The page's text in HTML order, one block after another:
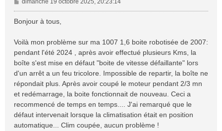
e
s
g
e
dimanche 19 octobre 2025, 20:23:14
Bonjour à tous,
Voilà mon problème sur ma 1007 1,6 boite robotisée de 2007:
pendant l'été 2024 , après avoir effectué plusieurs Kms, la
boîte s'est mise en défaut "boite de vitesse défaillante" lors
d'un arrêt a un feu tricolore. Impossible de repartir, la boîte ne
répondait plus. Après avoir coupé le moteur pendant 2/3 mn
et redémarrage, la boite fonctionnait de nouveau. Ceci a
recommencé de temps en temps.... J'ai remarqué que le
défaut intervenait lorsque la climatisation était en position
automatique... Clim coupée, aucun problème !